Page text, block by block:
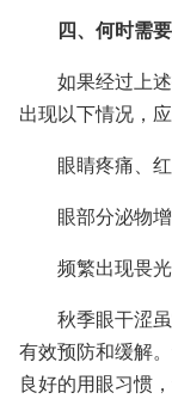
四、何时需
如果经过上
出现以下情况，
眼睛疼痛、
眼部分泌物
频繁出现畏
秋季眼干涩
有效预防和缓解
良好的用眼习惯